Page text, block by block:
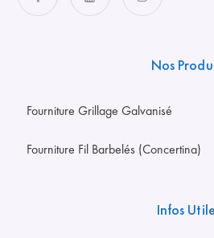
Nos
Fourniture Grillage Galvanisé
Fourniture Fil Barbelés (Concertina)
Infos